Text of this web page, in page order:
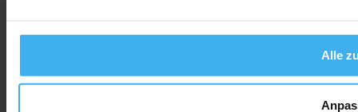
Alle